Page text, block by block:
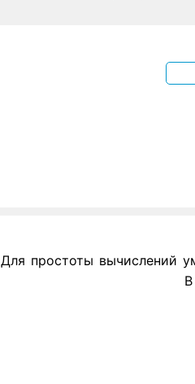
Для простоты вычислений